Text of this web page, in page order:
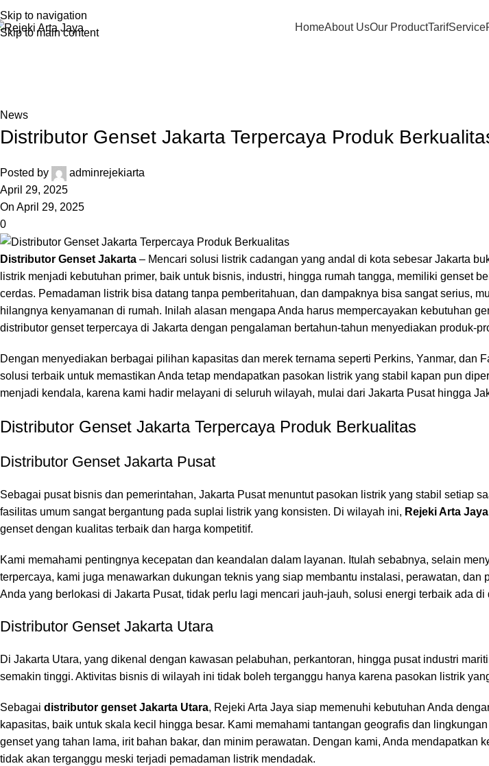
Skip to navigation
Skip to main content
HomeAbout UsOur ProductTarifService
News
Distributor Genset Jakarta Terpercaya Produk
Posted by
adminrejekiarta
April 29, 2025
On April 29, 2025
0
Distributor Genset Jakarta – Mencari solusi listrik cadangan yang andal di kota sebesar Jakarta
listrik menjadi kebutuhan primer, baik untuk bisnis, industri, hingga rumah tangga, memiliki genset
cerdas. Pemadaman listrik bisa datang tanpa pemberitahuan, dan dampaknya bisa sangat serius,
hilangnya kenyamanan di rumah. Inilah alasan mengapa Anda harus mempercayakan kebutuhan
distributor genset terpercaya di Jakarta dengan pengalaman bertahun-tahun menyediakan produk-
Dengan menyediakan berbagai pilihan kapasitas dan merek ternama seperti Perkins, Yanmar, dan
solusi terbaik untuk memastikan Anda tetap mendapatkan pasokan listrik yang stabil kapan pun
menjadi kendala, karena kami hadir melayani di seluruh wilayah, mulai dari Jakarta Pusat hingga
Distributor Genset Jakarta Terpercaya Produk Berkualitas
Distributor Genset Jakarta Pusat
Sebagai pusat bisnis dan pemerintahan, Jakarta Pusat menuntut pasokan listrik yang stabil setiap
fasilitas umum sangat bergantung pada suplai listrik yang konsisten. Di wilayah ini, Rejeki Arta Jaya
genset dengan kualitas terbaik dan harga kompetitif.
Kami memahami pentingnya kecepatan dan keandalan dalam layanan. Itulah sebabnya, selain
terpercaya, kami juga menawarkan dukungan teknis yang siap membantu instalasi, perawatan, dan
Anda yang berlokasi di Jakarta Pusat, tidak perlu lagi mencari jauh-jauh, solusi energi terbaik ada
Distributor Genset Jakarta Utara
Di Jakarta Utara, yang dikenal dengan kawasan pelabuhan, perkantoran, hingga pusat industri
semakin tinggi. Aktivitas bisnis di wilayah ini tidak boleh terganggu hanya karena pasokan listrik
Sebagai distributor genset Jakarta Utara, Rejeki Arta Jaya siap memenuhi kebutuhan Anda
kapasitas, baik untuk skala kecil hingga besar. Kami memahami tantangan geografis dan
genset yang tahan lama, irit bahan bakar, dan minim perawatan. Dengan kami, Anda mendapatkan
tidak akan terganggu meski terjadi pemadaman listrik mendadak.